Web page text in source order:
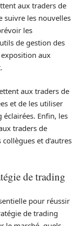
aux traders de
suivre les nouvelles
les
de gestion des
aux
aux traders de
et de les utiliser
Enfin, les
traders de
et d’autres
de trading
pour réussir
de trading